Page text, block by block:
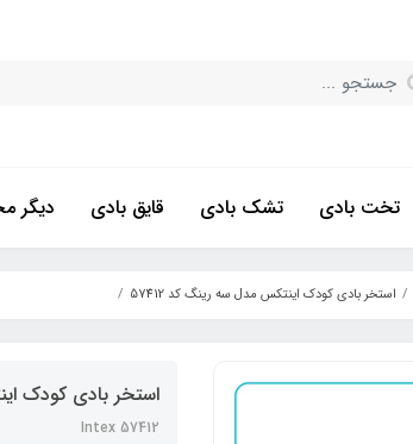
تخت بادی تشک بادی قایق بادی دیگر
استخر بادی کودک اینتکس مدل سه رینگ کد 57412
استخر بادی کودک
Intex 57412